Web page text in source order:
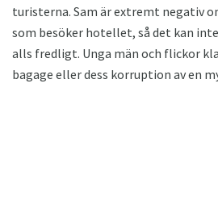
turisterna. Sam är extremt negativ
som besöker hotellet, så det kan
alls fredligt. Unga män och flickor
bagage eller dess korruption av en